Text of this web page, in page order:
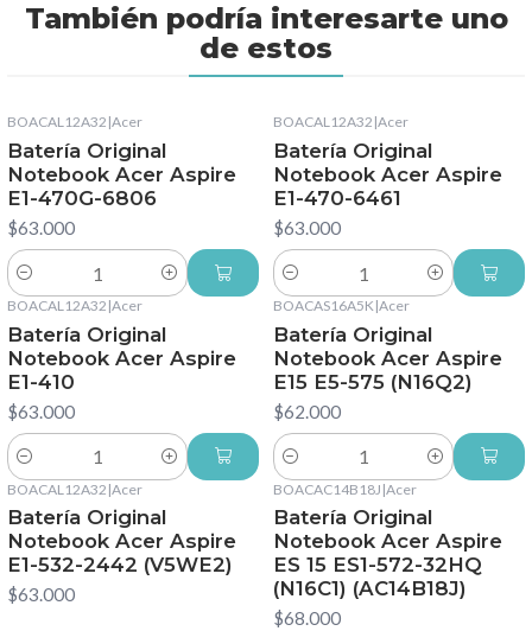
También podría interesarte uno
de estos
BOACAL12A32 |Acer
Batería Original
Notebook Acer Aspire
E1-470G-6806
$63.000
Cantidad
BOACAL12A32 |Acer
Batería Original
Notebook Acer Aspire
E1-470-6461
$63.000
Cantidad
BOACAL12A32 |Acer
Batería Original
Notebook Acer Aspire
E1-410
$63.000
Cantidad
BOACAS16A5K|Acer
Batería Original
Notebook Acer Aspire
E15 E5-575 (N16Q2)
$62.000
Cantidad
BOACAL12A32 |Acer
Batería Original
Notebook Acer Aspire
E1-532-2442 (V5WE2)
$63.000
BOACAC14B18J |Acer
Batería Original
Notebook Acer Aspire
ES 15 ES1-572-32HQ
(N16C1) (AC14B18J)
$68.000